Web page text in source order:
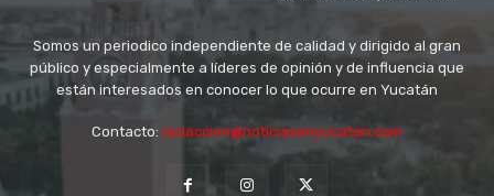
Somos un periodico independiente de calidad y dirigido al gran
público y especialmente a líderes de opinión y de influencia que
están interesados en conocer lo que ocurre en Yucatán
Contacto: redaccion@noticiasenyucatan.com